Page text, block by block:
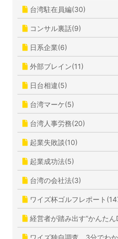
台湾駐在員編(30)
コンサル裏話(9)
日系企業(6)
外部ブレイン(11)
日台相違(5)
台湾マーケ(5)
台湾人事労務(20)
起業失敗談(10)
起業成功法(5)
台湾の会社法(3)
ワイズ杯ゴルフレポート
経営者が踏み出す”かんたん
ワイズ独自調査 3分でわ